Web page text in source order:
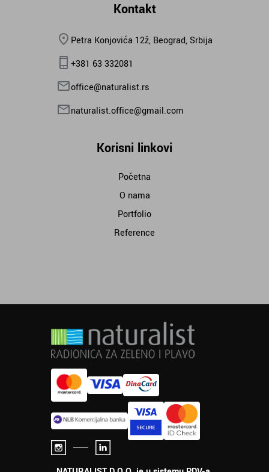
Kontakt
Petra Konjovića 12ž, Beograd, Srbija
+381 63 332081
office@naturalist.rs
naturalist.office@gmail.com
Korisni linkovi
Početna
O nama
Portfolio
Reference